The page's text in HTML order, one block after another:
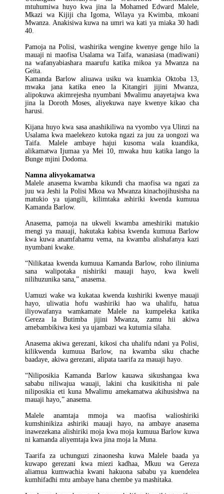
mtuhumiwa huyo kwa jina la Mohamed Edward Malele,
Mkazi wa Kijiji cha Igoma, Wilaya ya Kwimba, mkoani
Mwanza. Anakisiwa kuwa na umri wa kati ya miaka 30 hadi
40.
Pamoja na Polisi, washirika wengine kwenye genge hilo la
mauaji ni maofisa Usalama wa Taifa, wanasiasa (madiwani)
na wafanyabiashara maarufu katika mikoa ya Mwanza na
Geita.
Kamanda Barlow aliuawa usiku wa kuamkia Oktoba 13,
mwaka jana katika eneo la Kitangiri jijini Mwanza,
alipokuwa akimrejesha nyumbani Mwalimu anayetajwa kwa
jina la Doroth Moses, aliyekuwa naye kwenye kikao cha
harusi.
Kijana huyo kwa sasa anashikiliwa na vyombo vya Ulinzi na
Usalama kwa maelekezo kutoka ngazi za juu za uongozi wa
Taifa. Malele ambaye hajui kusoma wala kuandika,
alikamatwa Ijumaa ya Mei 10, mwaka huu katika lango la
Bunge mjini Dodoma.
Namna alivyokamatwa
Malele anasema kwamba kikundi cha maofisa wa ngazi za
juu wa Jeshi la Polisi Mkoa wa Mwanza kinachojihusisha na
matukio ya ujangili, kilimtaka ashiriki kwenda kumuua
Kamanda Barlow.
Anasema, pamoja na ukweli kwamba ameshiriki matukio
mengi ya mauaji, hakutaka kabisa kwenda kumuua Barlow
kwa kuwa anamfahamu vema, na kwamba alishafanya kazi
nyumbani kwake.
“Nilikataa kwenda kumuua Kamanda Barlow, roho iliniuma
sana walipotaka nishiriki mauaji hayo, kwa kweli
nilihuzunika sana,” anasema.
Uamuzi wake wa kukataa kwenda kushiriki kwenye mauaji
hayo, uliwatia hofu washiriki hao wa uhalifu, hatua
iliyowafanya wamkamate Malele na kumpeleka katika
Gereza la Butimba jijini Mwanza, zamu hii akiwa
amebambikiwa kesi ya ujambazi wa kutumia silaha.
Anasema akiwa gerezani, kikosi cha uhalifu ndani ya Polisi,
kilikwenda kumuua Barlow, na kwamba siku chache
baadaye, akiwa gerezani, alipata taarifa za mauaji hayo.
“Niliposikia Kamanda Barlow kauawa sikushangaa kwa
sababu niliwajua wauaji, lakini cha kusikitisha ni pale
niliposikia eti kuna Mwalimu amekamatwa akihusishwa na
mauaji hayo,” anasema.
Malele anamtaja mmoja wa maofisa walioshiriki
kumshinikiza ashiriki mauaji hayo, na ambaye anasema
inawezekana alishiriki moja kwa moja kumuua Barlow kuwa
ni kamanda aliyemtaja kwa jina moja la Muna.
Taarifa za uchunguzi zinaonesha kuwa Malele baada ya
kuwapo gerezani kwa miezi kadhaa, Mkuu wa Gereza
aliamua kumwachia kwani hakuona sababu ya kuendelea
kumhifadhi mtu ambaye hana chembe ya mashitaka.